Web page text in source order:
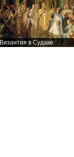
Византия в Судаке